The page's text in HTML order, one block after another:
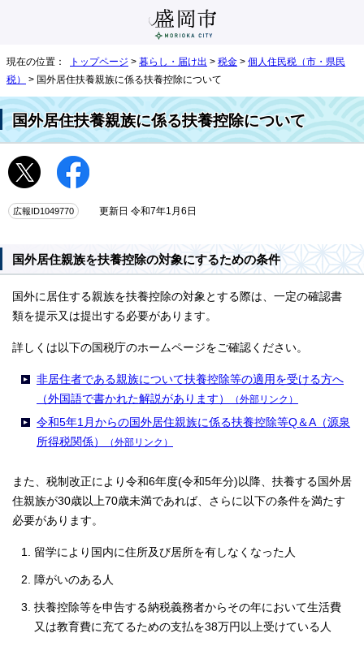
現在の位置： トップページ > 暮らし・届け出 > 税金 > 個人住民税（市・県民
税）
> 国外居住扶養親族に係る扶養控除について
国外居住扶養親族に係る扶養控除について
広報ID1049770 更新日 令和7年1月6日
国外居住親族を扶養控除の対象にするための条件
国外に居住する親族を扶養控除の対象とする際は、一定の確認書
類を提示又は提出する必要があります。
詳しくは以下の国税庁のホームページをご確認ください。
非居住者である親族について扶養控除等の適用を受ける方へ
（外国語で書かれた解説があります）
（外部リンク）
令和5年1月からの国外居住親族に係る扶養控除等Q＆A（源泉
所得税関係）
（外部リンク）
また、税制改正により令和6年度(令和5年分)以降、扶養する国外居
住親族が30歳以上70歳未満であれば、さらに以下の条件を満たす
必要があります。
留学により国内に住所及び居所を有しなくなった人
障がいのある人
扶養控除等を申告する納税義務者からその年において生活費
又は教育費に充てるための支払を38万円以上受けている人